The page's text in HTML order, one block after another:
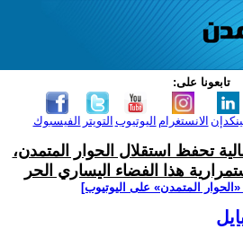
تابعونا على:
الفيسبوك التويتر اليوتيوب الانستغرام
تحفظ استقلال الحوار المتمدن،
هذا الفضاء اليساري الحر
المتمدن» على اليوتيوب]